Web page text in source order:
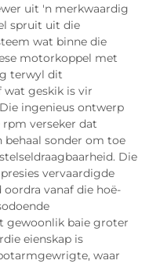
uit 'n merkwaardig
spruit uit die
wat binne die
motorkoppel met
terwyl dit
wat geskik is vir
ingenieus ontwerp
verseker dat
behaal sonder om toe
Die
vervaardigde
vanaf die hoë-
gewoonlik baie groter
eienskap is
waar